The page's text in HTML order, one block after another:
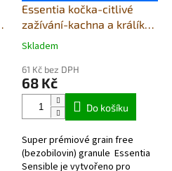
Essentia kočka-citlivé
zažívání-kachna a králík
300g
Průměrné
produktu
je
hvězdiček.
Skladem
61 Kč bez DPH
68 Kč
Do košíku
Super prémiové grain free
(bezobilovin) granule Essentia
Sensible je vytvořeno pro